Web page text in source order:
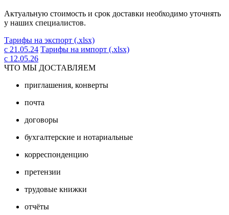
Актуальную стоимость и срок доставки необходимо уточнять
у наших специалистов.
Тарифы на экспорт (.xlsx)
с 21.05.24 Тарифы на импорт (.xlsx)
с 12.05.26
ЧТО МЫ ДОСТАВЛЯЕМ
приглашения, конверты
почта
договоры
бухгалтерские и нотариальные
корреспонденцию
претензии
трудовые книжки
отчёты